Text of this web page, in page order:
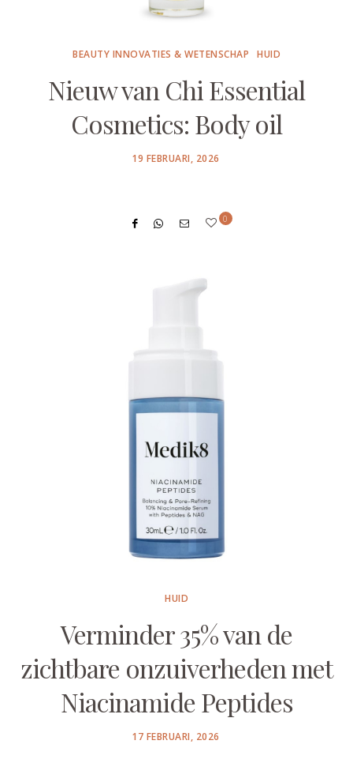
BEAUTY INNOVATIES & WETENSCHAP HUID
Nieuw van Chi Essential
Cosmetics: Body oil
POSTED
19 FEBRUARI, 2026
0
HUID
Verminder 35% van de
zichtbare onzuiverheden met
Niacinamide Peptides
POSTED
17 FEBRUARI, 2026